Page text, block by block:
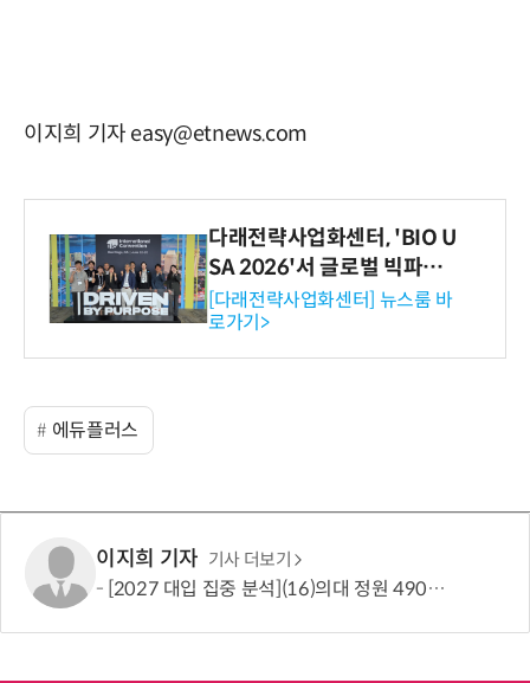
이지희 기자 easy@etnews.com
다래전략사업화센터, 'BIO U
SA 2026'서 글로벌 빅파마
와의 비즈니스 미팅 지원…K
-바이오 해외 진출 교두보 확
보
[다래전략사업화센터] 뉴스룸 바
로가기>
에듀플러스
이지희 기자 기사 더보기
[2027 대입 집중 분석](16)의대 정원 490명 늘었지만…서울·수도권은 전형 변화에 주목